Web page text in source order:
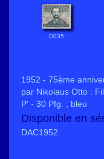
D035
1952 - 75ème
par Nikolaus Otto :
P' - 30 Pfg. ; bleu
Disponible en
DAC1952